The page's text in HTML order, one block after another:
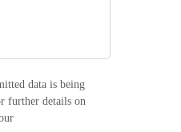
data is being
further details on